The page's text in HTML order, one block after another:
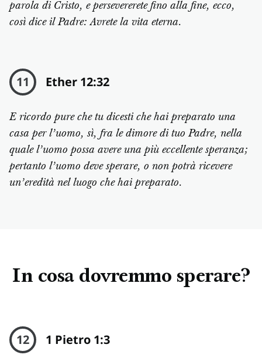
parola di Cristo, e persevererete fino alla fine, ecco,
così dice il Padre: Avrete la vita eterna.
11 Ether 12:32
E ricordo pure che tu dicesti che hai preparato una
casa per l’uomo, sì, fra le dimore di tuo Padre, nella
quale l’uomo possa avere una più eccellente speranza;
pertanto l’uomo deve sperare, o non potrà ricevere
un’eredità nel luogo che hai preparato.
In cosa dovremmo sperare?
12 1 Pietro 1:3